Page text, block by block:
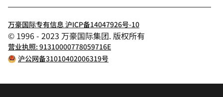
万豪国际专有信息 沪ICP备14047926号-10
© 1996 - 2023 万豪国际集团. 版权所有
营业执照: 91310000778059716E
沪公网备31010402006319号